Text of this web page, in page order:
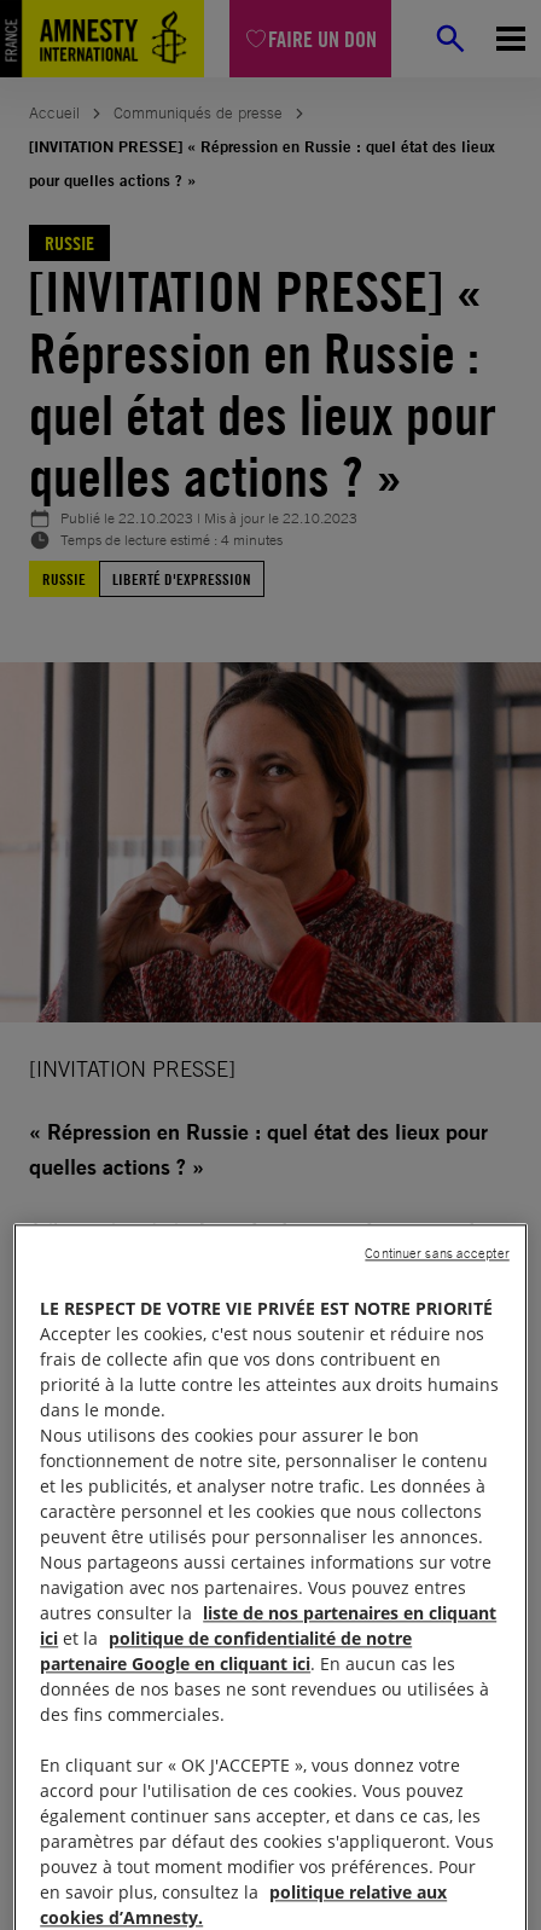
FAIRE UN DON
Aller
au
contenu
Accueil
Communiqués de presse
[INVITATION PRESSE] « Répression en Russie : quel état des lieux
pour quelles actions ? »
RUSSIE
[INVITATION PRESSE] «
Répression en Russie :
quel état des lieux pour
quelles actions ? »
Publié le22.10.2023 | Mis à jour le22.10.2023
Temps de lecture estimé : 4 minutes
RUSSIE
LIBERTÉ D'EXPRESSION
[INVITATION PRESSE]
« Répression en Russie : quel état des lieux pour
quelles actions ? »
A l’occasion de laJournée de commémoration des
victimes de la répression politique en Russie,
Institut Andreï Sakharovet Amnesty International
France, avec le soutien de l’association Russie-
Libertés , ont le plaisir et l’honneur de vous convier à
une :
Conférence de presse
Lundi 30 octobre 2023 à 14h
Au siège d’Amnesty International France (Salle
Leiris)
72, boulevard de la Villette 75019 Paris
(Métro Belleville ou Colonel Fabien)
RSVP / Contact presse
En présence de :
LE RESPECT DE VOTRE VIE PRIVÉE EST NOTRE PRIORITÉ
Accepter les cookies, c'est nous soutenir et réduire nos
frais de collecte afin que vos dons contribuent en
priorité à la lutte contre les atteintes aux droits humains
dans le monde.
Nous utilisons des cookies pour assurer le bon
fonctionnement de notre site, personnaliser le contenu
et les publicités, et analyser notre trafic. Les données à
caractère personnel et les cookies que nous collectons
peuvent être utilisés pour personnaliser les annonces.
Nous partageons aussi certaines informations sur votre
navigation avec nos partenaires. Vous pouvez entres
autres consulter la liste de nos partenaires en cliquant
ici et la politique de confidentialité de notre
partenaire Google en cliquant ici. En aucun cas les
données de nos bases ne sont revendues ou utilisées à
des fins commerciales.
En cliquant sur « OK J'ACCEPTE », vous donnez votre
accord pour l'utilisation de ces cookies. Vous pouvez
également continuer sans accepter, et dans ce cas, les
paramètres par défaut des cookies s'appliqueront. Vous
pouvez à tout moment modifier vos préférences. Pour
en savoir plus, consultez la politique relative aux
cookies d’Amnesty.
Continuer sans accepter